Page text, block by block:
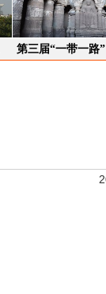
第三届“一带一路